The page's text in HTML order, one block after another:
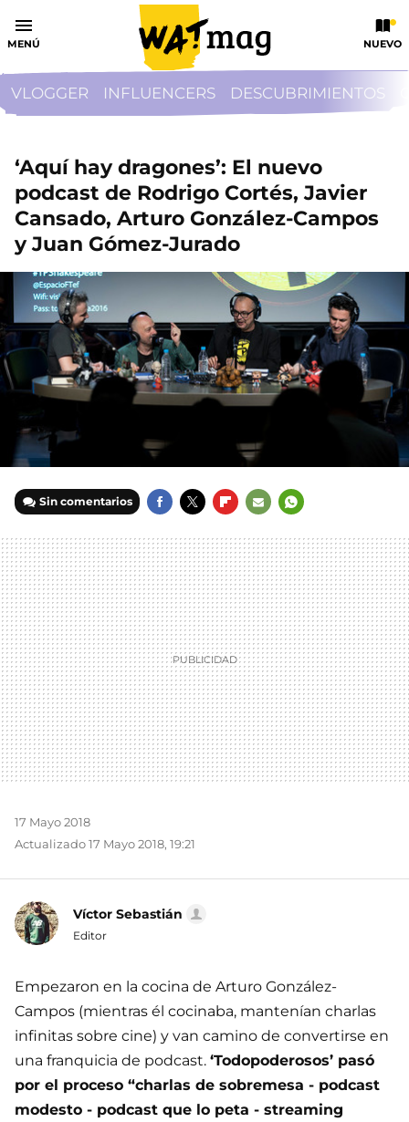
MENÚ NUEVO
VLOGGER INFLUENCERS DESCUBRIMIENTOS
‘Aquí hay dragones’: El nuevo
podcast de Rodrigo Cortés, Javier
Cansado, Arturo González-Campos
y Juan Gómez-Jurado
Sin comentarios
MAIL
17 Mayo 2018
Actualizado 17 Mayo 2018, 19:21
Víctor Sebastián
Editor
Empezaron en la cocina de Arturo González-
Campos (mientras él cocinaba, mantenían charlas
infinitas sobre cine) y van camino de convertirse en
una franquicia de podcast. ‘Todopoderosos’ pasó
por el proceso “charlas de sobremesa - podcast
modesto - podcast que lo peta - streaming